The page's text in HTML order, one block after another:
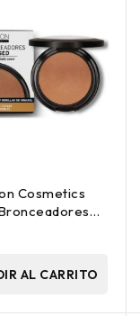
Cosmetics
1Ud
AL CARRITO